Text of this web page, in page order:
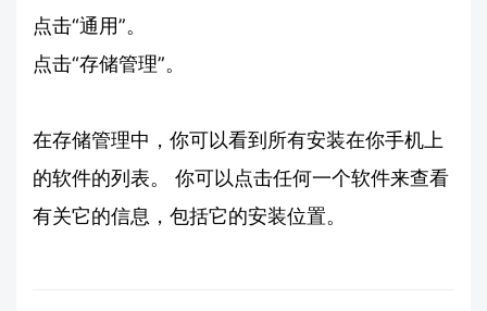
点击“通用”。
点击“存储管理”。
在存储管理中，你可以看到所有安装在你手机上
的软件的列表。 你可以点击任何一个软件来查看
有关它的信息，包括它的安装位置。